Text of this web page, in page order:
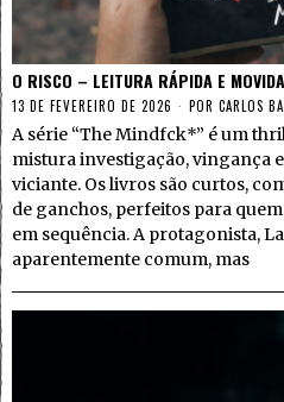
O RISCO – LEITURA RÁPIDA E
13 DE FEVEREIRO DE 2026 POR CARLOS
A série “The Mindfck*” é um
mistura investigação, vingança
viciante. Os livros são curtos,
de ganchos, perfeitos para
em sequência. A protagonista,
aparentemente comum, mas